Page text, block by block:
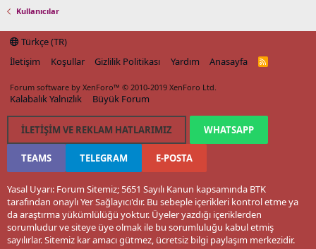
Kullanıcılar
Türkçe (TR)
İletişim
Koşullar Gizlilik Politikası Yardım Anasayfa
R
Forum software by XenForo™ © 2010-2019 XenForo Ltd.
Kalabalık Yalnızlık Büyük Forum
İLETIŞIM VE REKLAM HATLARIMIZ WHATSAPP
TEAMS TELEGRAM E-POSTA
Yasal Uyarı: Forum Sitemiz; 5651 Sayılı Kanun kapsamında BTK
tarafından onaylı Yer Sağlayıcı'dır. Bu sebeple içerikleri kontrol etme ya
da araştırma yükümlülüğü yoktur. Üyeler yazdığı içeriklerden
sorumludur ve siteye üye olmak ile bu sorumluluğu kabul etmiş
sayılırlar. Sitemiz kar amacı gütmez, ücretsiz bilgi paylaşım merkezidir.